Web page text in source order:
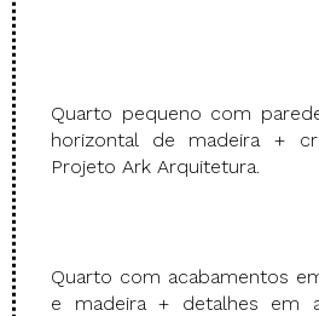
Quarto pequeno com
horizontal de madeira +
Projeto Ark Arquitetura.
Quarto com acabamentos
e madeira + detalhes em